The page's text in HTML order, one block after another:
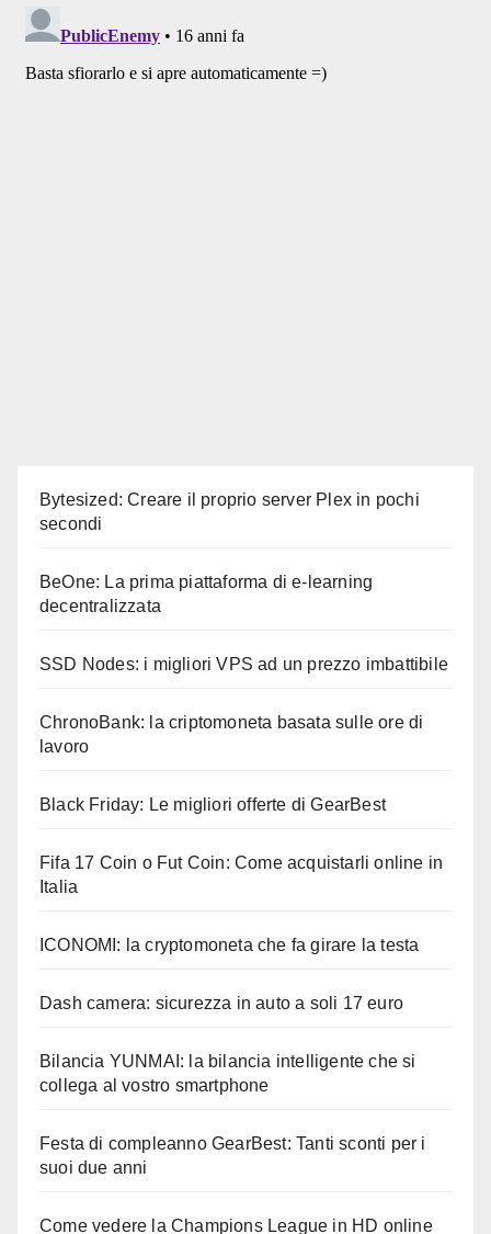
Bytesized: Creare il proprio server Plex in pochi
secondi
BeOne: La prima piattaforma di e-learning
decentralizzata
SSD Nodes: i migliori VPS ad un prezzo imbattibile
ChronoBank: la criptomoneta basata sulle ore di
lavoro
Black Friday: Le migliori offerte di GearBest
Fifa 17 Coin o Fut Coin: Come acquistarli online in
Italia
ICONOMI: la cryptomoneta che fa girare la testa
Dash camera: sicurezza in auto a soli 17 euro
Bilancia YUNMAI: la bilancia intelligente che si
collega al vostro smartphone
Festa di compleanno GearBest: Tanti sconti per i
suoi due anni
Come vedere la Champions League in HD online